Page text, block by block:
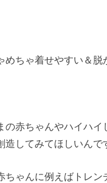
めちゃ着せやすい＆
の赤ちゃんやハイハイ
造してみてほしいんで
ちゃんに例えばトレン